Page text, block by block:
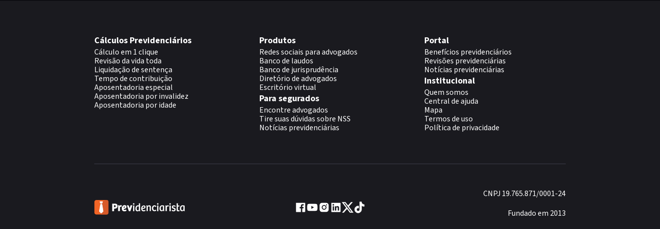
Cálculos Previdenciários
Cálculo em 1 clique
Revisão da vida toda
Liquidação de sentença
Tempo de contribuição
Aposentadoria especial
Aposentadoria por invalidez
Aposentadoria por idade
Produtos
Redes sociais para advogados
Banco de laudos
Banco de jurisprudência
Diretório de advogados
Escritório virtual
Para segurados
Encontre advogados
Tire suas dúvidas sobre NSS
Notícias previdenciárias
Portal
Benefícios previdenciários
Revisões previdenciárias
Notícias previdenciárias
Institucional
Quem somos
Central de ajuda
Mapa
Termos de uso
Política de privacidade
CNPJ 19.765.871/0001-24
Fundado em 2013